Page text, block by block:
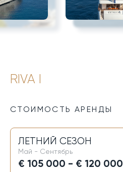
RIVA I
СТОИМОСТЬ АРЕНДЫ
ЛЕТНИЙ СЕЗОН
Май - Сентябрь
€ 105 000 - € 120 000